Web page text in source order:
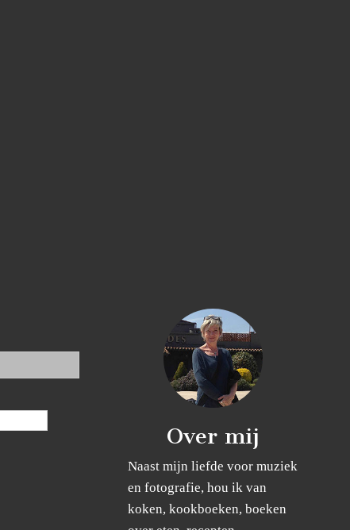
Over mij
Naast mijn liefde voor muziek
en fotografie, hou ik van
koken, kookboeken, boeken